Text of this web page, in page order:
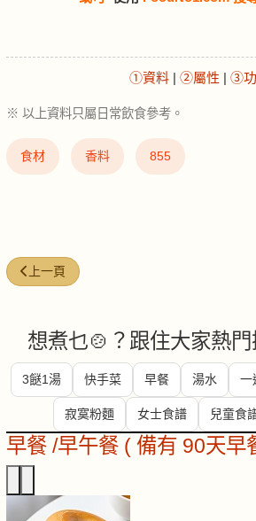
①資料 | ②屬性 | ③功
※ 以上資料只屬日常飲食參考。
食材 香料 855
上一篇文章: 南乳 (red-fermented-tofu)
上一頁
想煮乜🍲？跟住大家熱門
3餸1湯 快手菜 早餐 湯水 一
寂寞粉麵 女士食譜 兒童食
早餐 /早午餐 ( 備有 90天早